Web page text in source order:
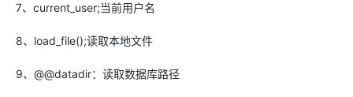
7、current_user;当前用户名
8、load_file();读取本地文件
9、@@datadir：读取数据库路径